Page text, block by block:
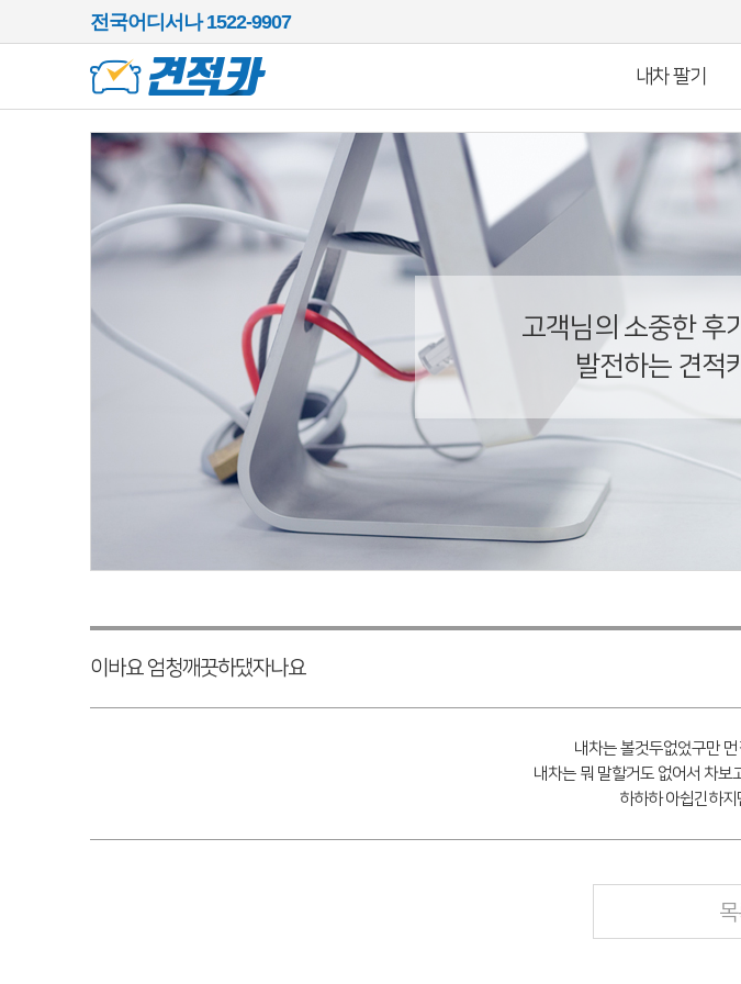
전국어디서나 1522-9907
내차 팔기
고객님의 소중한 후
발전하는 견적
이바요 엄청깨끗하댔자나요
내차는 볼것두없었구만
내차는 뭐 말할거도 없어서 차
하하하 아쉽긴하